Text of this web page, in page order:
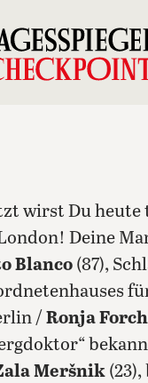
wirst Du heute
Deine
Blanco (87),
/ Ronja
Meršnik